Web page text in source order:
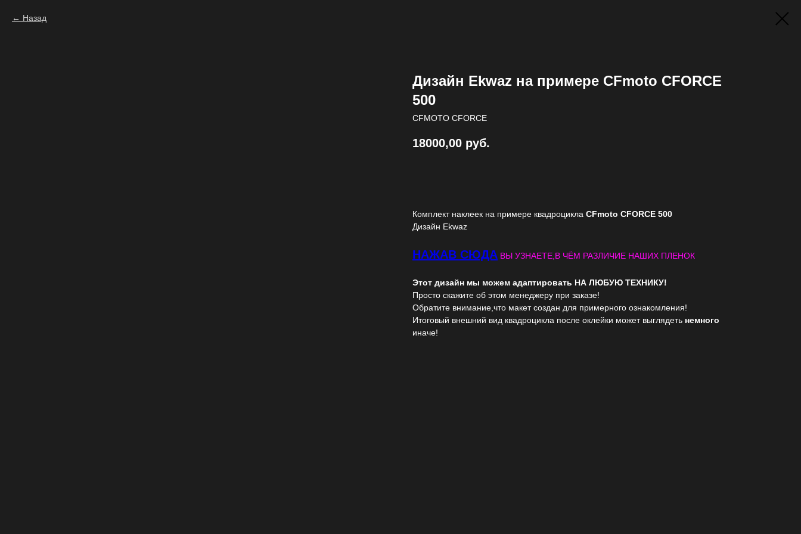
Назад
Дизайн Ekwaz на примере CFmoto CFORCE
500
CFMOTO CFORCE
18000,00 руб.
Комплект наклеек на примере квадроцикла CFmoto CFORCE 500
Дизайн Ekwaz
НАЖАВ СЮДА ВЫ УЗНАЕТЕ,В ЧЁМ РАЗЛИЧИЕ НАШИХ ПЛЕНОК
Этот дизайн мы можем адаптировать НА ЛЮБУЮ ТЕХНИКУ!
Просто скажите об этом менеджеру при заказе!
Обратите внимание,что макет создан для примерного ознакомления!
Итоговый внешний вид квадроцикла после оклейки может выглядеть немного
иначе!